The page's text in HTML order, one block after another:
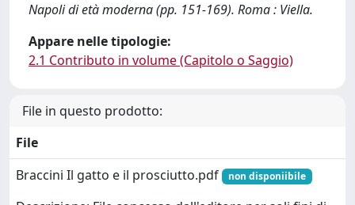
Napoli di età moderna (pp. 151-169). Roma : Viella.
Appare nelle tipologie:
2.1 Contributo in volume (Capitolo o Saggio)
File in questo prodotto:
File
Braccini Il gatto e il prosciutto.pdf
non disponiibile